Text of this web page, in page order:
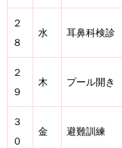
２
８
水 耳鼻科検診
２
９
木 プール開き
３
０
金 避難訓練